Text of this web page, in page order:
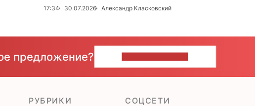
17:34 30.07.2026 Александр Класковский
предложение?
РУБРИКИ CОЦСЕТИ